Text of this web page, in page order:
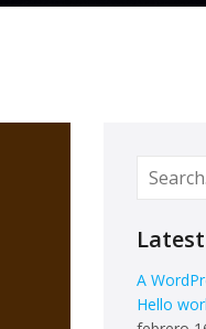
A
Hello